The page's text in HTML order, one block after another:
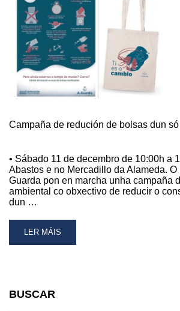
Campaña de redución de bolsas dun
• Sábado 11 de decembro de 10:00h a
Abastos e no Mercadillo da Alameda. O
Guarda pon en marcha unha campaña
ambiental co obxectivo de reducir o
dun …
READ
MORE
REDUCIÓN
LER MÁIS
BUSCAR